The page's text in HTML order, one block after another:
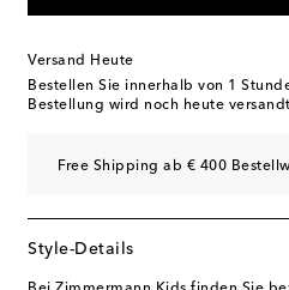
Versand Heute
Bestellen Sie innerhalb von 1
Bestellung wird noch heute
Free Shipping ab € 400
Style-Details